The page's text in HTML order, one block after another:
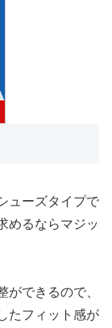
ューズタイプで
めるならマジッ
できるので、
たフィット感が